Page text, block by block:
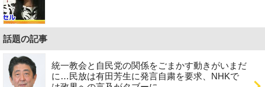
話題の記事
統一教会と自民党の関係をごまかす動きがいまだ
に…民放は有田芳生に発言自粛を要求、NHKで